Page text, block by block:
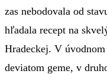
zas nebodovala od
hľadala recept na
Hradeckej. V
deviatom geme, v